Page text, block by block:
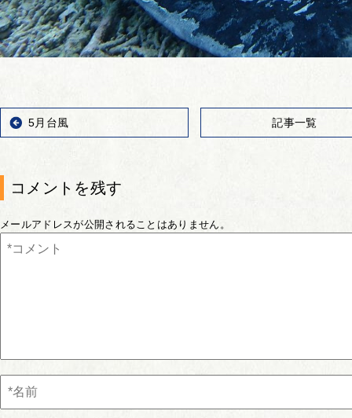
5月台風 記事一覧
コメントを残す
メールアドレスが公開されることはありません。